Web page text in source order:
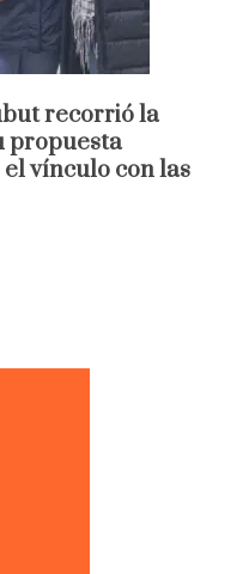
recorrió la
propuesta
vínculo con las